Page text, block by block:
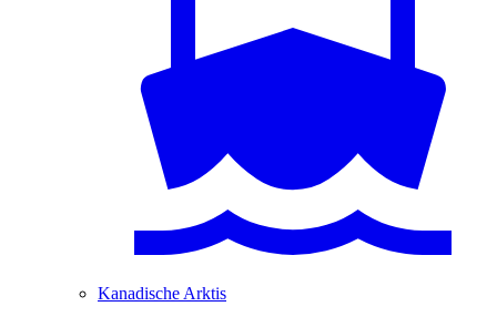
Kanadische Arktis